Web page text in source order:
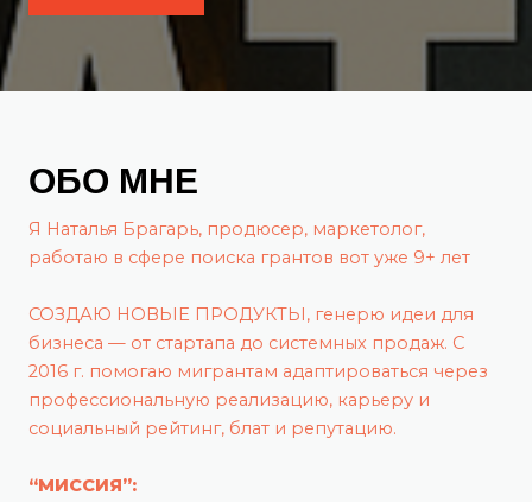
ОБО МНЕ
Я Наталья Брагарь, продюсер, маркетолог,
работаю в сфере поиска грантов вот уже 9+ лет
СОЗДАЮ НОВЬІЕ ПРОДУКТЬІ, генерю идеи для
бизнеса — от стартапа до системных продаж. С
2016 г. помогаю мигрантам адаптироваться через
профессиональную реализацию, карьеру и
социальный рейтинг, блат и репутацию.
“МИССИЯ”: